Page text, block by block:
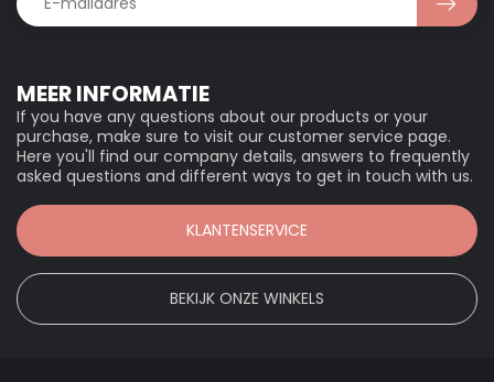
MEER INFORMATIE
If you have any questions about our products or your
purchase, make sure to visit our customer service page.
Here you'll find our company details, answers to frequently
asked questions and different ways to get in touch with us.
KLANTENSERVICE
BEKIJK ONZE WINKELS